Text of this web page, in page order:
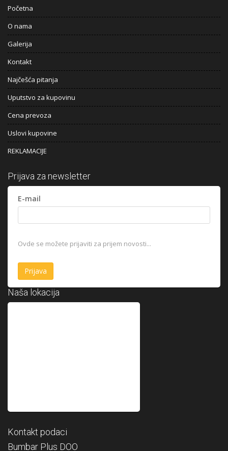
Početna
O nama
Galerija
Kontakt
Najčešća pitanja
Uputstvo za kupovinu
Cena prevoza
Uslovi kupovine
REKLAMACIJE
Prijava za newsletter
E-mail
Ovde se možete prijaviti za prijem novosti...
Naša lokacija
Kontakt podaci
Bumbar Plus DOO